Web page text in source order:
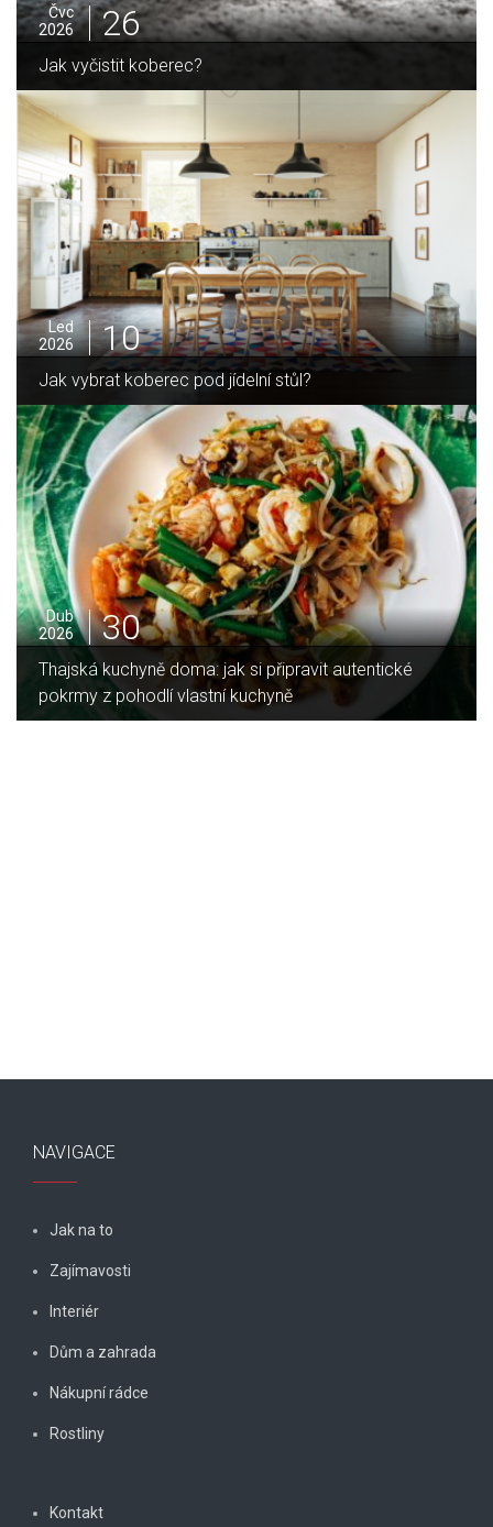
Čvc
2026
25
Jak sušit pomeranče a citrusy jednoduše
Pro
2025
05
Jak zvládnout vánoční úklid bez námahy
Led
2026
16
Jaký je rozdíl mezi indukční a sklokeramickou
deskou?
NAVIGACE
Jak na to
Zajímavosti
Interiér
Dům a zahrada
Nákupní rádce
Rostliny
Kontakt